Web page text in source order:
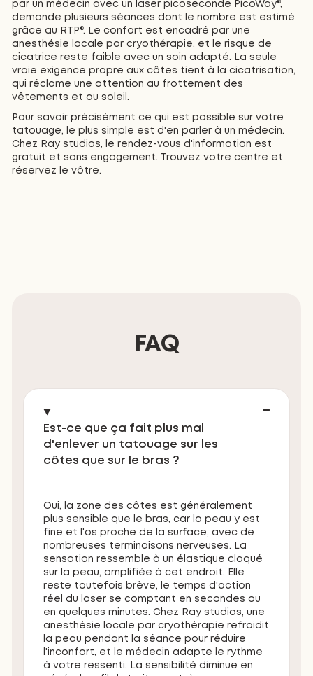
par un médecin avec un laser picoseconde PicoWay®,
demande plusieurs séances dont le nombre est estimé
grâce au RTP®. Le confort est encadré par une
anesthésie locale par cryothérapie, et le risque de
cicatrice reste faible avec un soin adapté. La seule
vraie exigence propre aux côtes tient à la cicatrisation,
qui réclame une attention au frottement des
vêtements et au soleil.
Pour savoir précisément ce qui est possible sur votre
tatouage, le plus simple est d'en parler à un médecin.
Chez Ray studios, le rendez-vous d'information est
gratuit et sans engagement. Trouvez votre centre et
réservez le vôtre.
FAQ
Est-ce que ça fait plus mal
d'enlever un tatouage sur les
côtes que sur le bras ?
Oui, la zone des côtes est généralement
plus sensible que le bras, car la peau y est
fine et l'os proche de la surface, avec de
nombreuses terminaisons nerveuses. La
sensation ressemble à un élastique claqué
sur la peau, amplifiée à cet endroit. Elle
reste toutefois brève, le temps d'action
réel du laser se comptant en secondes ou
en quelques minutes. Chez Ray studios, une
anesthésie locale par cryothérapie refroidit
la peau pendant la séance pour réduire
l'inconfort, et le médecin adapte le rythme
à votre ressenti. La sensibilité diminue en